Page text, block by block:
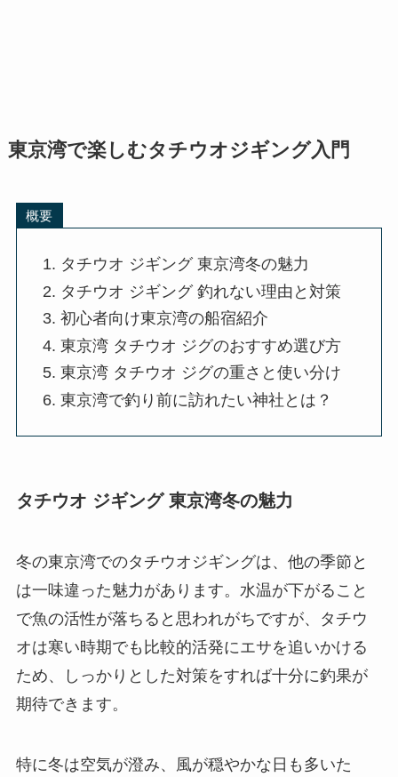
東京湾で楽しむタチウオジギング入門
概要
タチウオ ジギング 東京湾冬の魅力
タチウオ ジギング 釣れない理由と対策
初心者向け東京湾の船宿紹介
東京湾 タチウオ ジグのおすすめ選び方
東京湾 タチウオ ジグの重さと使い分け
東京湾で釣り前に訪れたい神社とは？
タチウオ ジギング 東京湾冬の魅力
冬の東京湾でのタチウオジギングは、他の季節と
は一味違った魅力があります。水温が下がること
で魚の活性が落ちると思われがちですが、タチウ
オは寒い時期でも比較的活発にエサを追いかける
ため、しっかりとした対策をすれば十分に釣果が
期待できます。
特に冬は空気が澄み、風が穏やかな日も多いた